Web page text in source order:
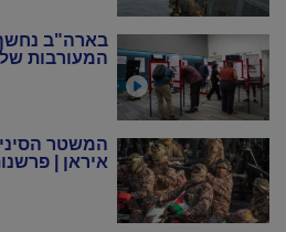
בארה"ב נחשף
המעורבות
המשטר
איראן |